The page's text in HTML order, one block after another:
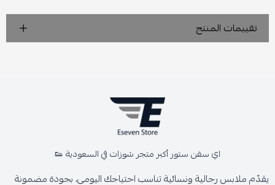
تقييمات المنتج
اي سفن ستور أكبر متجر شوزات في السعودية 👟
يقدّم ملابس رجالية ونسائية تناسب احتياجك اليومي، بجودة مضمونة